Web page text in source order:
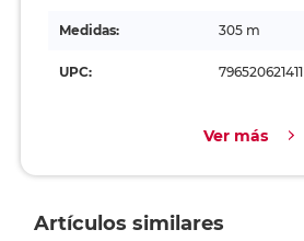
Medidas: 305 m
UPC: 796520621411
Ver más
Artículos similares